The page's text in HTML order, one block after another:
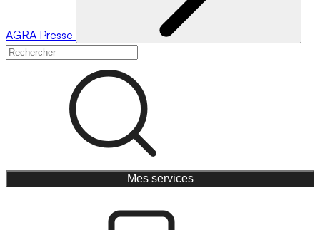
AGRA Presse
Mes services